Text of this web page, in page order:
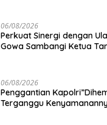
06/08/2026
Perkuat Sinergi dengan
Gowa Sambangi Ketua
06/08/2026
Penggantian
Terganggu